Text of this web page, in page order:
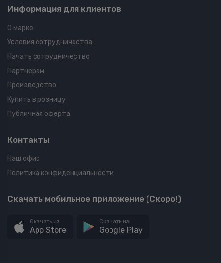
Информация для клиентов
О марке
Условия сотрудничества
Начать сотрудничество
Партнерам
Производство
Купить в розницу
Публичная оферта
Контакты
Наш офис
Политика конфиденциальности
Скачать мобильное приложение (Скоро!)
Скачать из
App Store
Скачать из
Google Play